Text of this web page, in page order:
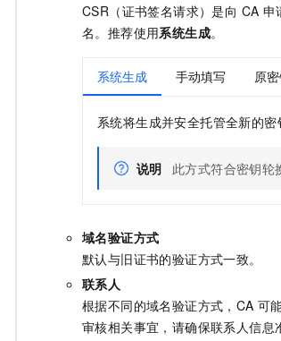
CSR（证书签名请求）是向 CA
名。推荐使用系统生成。
系统生成 手动填写 原
系统将生成并安全托管全新的
说明 此方式符合密钥轮
域名验证方式
默认与旧证书的验证方式一致。
联系人
根据不同的域名验证方式，CA 可
审核相关事宜，请确保联系人信息